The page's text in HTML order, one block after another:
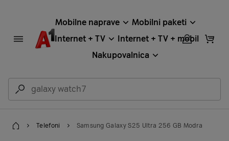
Mobilne naprave
Mobilni paketi
Internet + TV
Internet + TV + mobil
Nakupovalnica
Home
Telefoni Samsung Galaxy S25 Ultra 256 GB Modra